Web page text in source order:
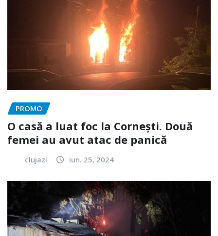
PROMO
O casă a luat foc la Cornești. Două
femei au avut atac de panică
clujazi iun. 25, 2024